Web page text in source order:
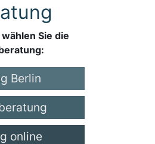
Sie die
Berlin
online